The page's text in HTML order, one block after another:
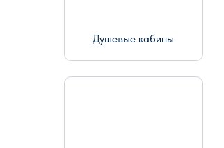
Душевые кабины